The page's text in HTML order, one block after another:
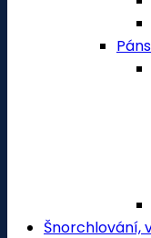
Šnorchlování,